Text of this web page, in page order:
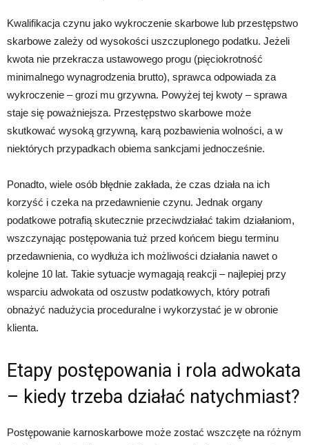
Kwalifikacja czynu jako wykroczenie skarbowe lub przestępstwo
skarbowe zależy od wysokości uszczuplonego podatku. Jeżeli
kwota nie przekracza ustawowego progu (pięciokrotność
minimalnego wynagrodzenia brutto), sprawca odpowiada za
wykroczenie – grozi mu grzywna. Powyżej tej kwoty – sprawa
staje się poważniejsza. Przestępstwo skarbowe może
skutkować wysoką grzywną, karą pozbawienia wolności, a w
niektórych przypadkach obiema sankcjami jednocześnie.
Ponadto, wiele osób błędnie zakłada, że czas działa na ich
korzyść i czeka na przedawnienie czynu. Jednak organy
podatkowe potrafią skutecznie przeciwdziałać takim działaniom,
wszczynając postępowania tuż przed końcem biegu terminu
przedawnienia, co wydłuża ich możliwości działania nawet o
kolejne 10 lat. Takie sytuacje wymagają reakcji – najlepiej przy
wsparciu adwokata od oszustw podatkowych, który potrafi
obnażyć nadużycia proceduralne i wykorzystać je w obronie
klienta.
Etapy postępowania i rola adwokata
– kiedy trzeba działać natychmiast?
Postępowanie karnoskarbowe może zostać wszczęte na różnym